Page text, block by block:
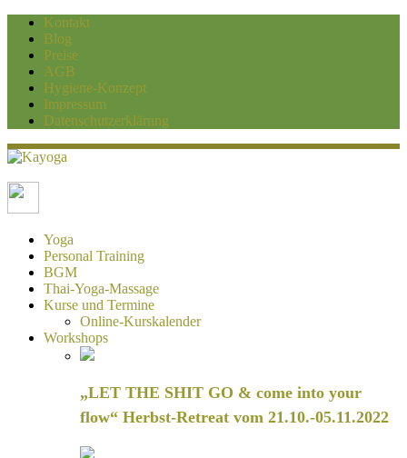
Kontakt
Blog
Preise
AGB
Hygiene-Konzept
Impressum
Datenschutzerklärung
Kayoga
Yoga und Personaltraining Duisburg
Yoga
Personal Training
BGM
Thai-Yoga-Massage
Kurse und Termine
Online-Kurskalender
Workshops
„LET THE SHIT GO & come into your
flow“ Herbst-Retreat vom 21.10.-05.11.2022